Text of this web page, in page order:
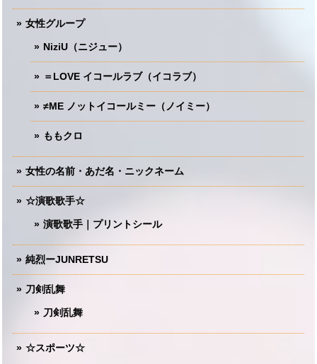
女性グループ
NiziU（ニジュー）
＝LOVE イコールラブ（イコラブ）
≠ME ノットイコールミー（ノイミー）
ももクロ
女性の名前・あだ名・ニックネーム
☆演歌歌手☆
演歌歌手｜プリントシール
純烈ーJUNRETSU
刀剣乱舞
刀剣乱舞
☆スポーツ☆